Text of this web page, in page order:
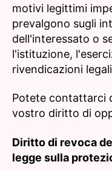
motivi legittimi
prevalgono sugli
dell'interessato o
l'istituzione,
rivendicazioni
Potete contattarci
vostro diritto di
Diritto di revoca
legge sulla